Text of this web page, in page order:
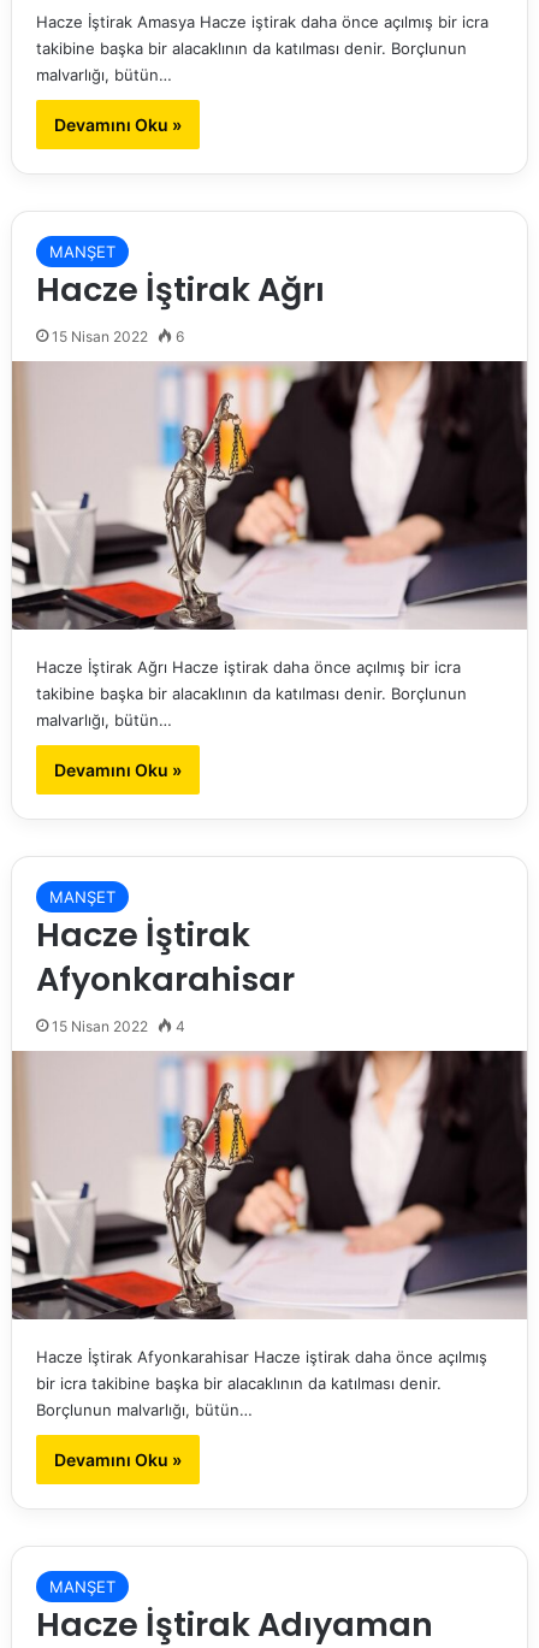
Hacze İştirak Amasya Hacze iştirak daha önce açılmış bir icra
takibine başka bir alacaklının da katılması denir. Borçlunun
malvarlığı, bütün…
Devamını Oku »
MANŞET
Hacze İştirak Ağrı
15 Nisan 2022 6
Hacze İştirak Ağrı Hacze iştirak daha önce açılmış bir icra
takibine başka bir alacaklının da katılması denir. Borçlunun
malvarlığı, bütün…
Devamını Oku »
MANŞET
Hacze İştirak
Afyonkarahisar
15 Nisan 2022 4
Hacze İştirak Afyonkarahisar Hacze iştirak daha önce açılmış
bir icra takibine başka bir alacaklının da katılması denir.
Borçlunun malvarlığı, bütün…
Devamını Oku »
MANŞET
Hacze İştirak Adıyaman